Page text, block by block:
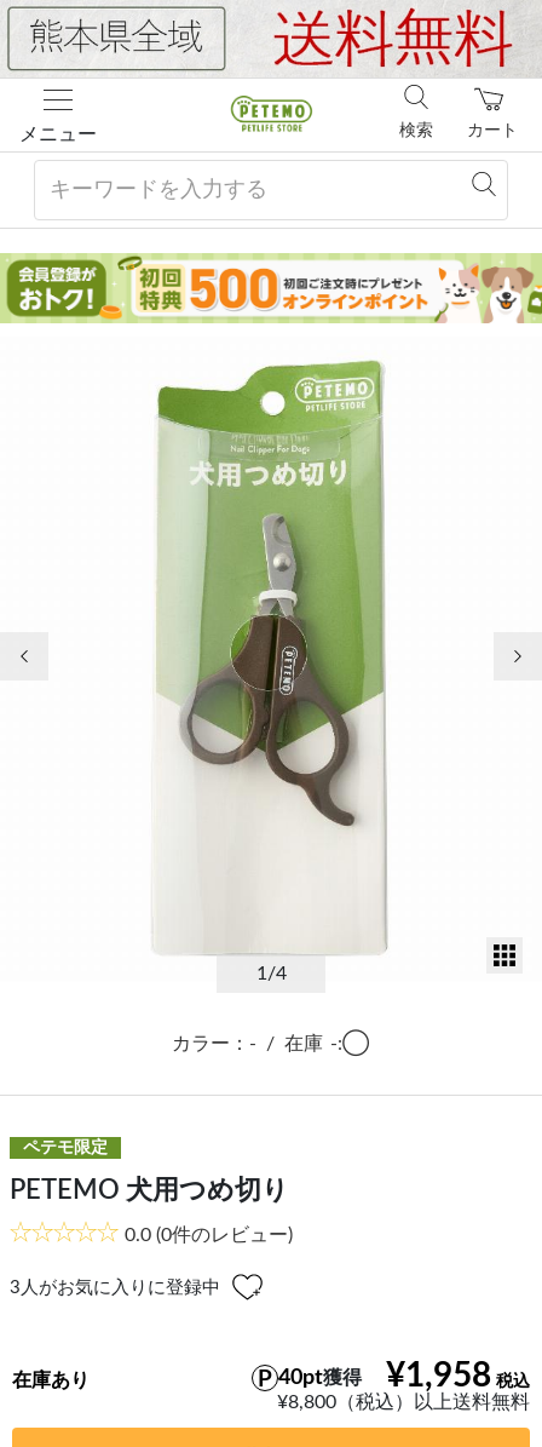
メニュー カート
検索
1/4
カラー：- / 在庫 -:◯
ペテモ限定
PETEMO 犬用つめ切り
0.0 (0件のレビュー)
3 人がお気に入りに登録中
¥1,958
40pt獲得
¥8,800（税込）以上送料無料
在庫あり